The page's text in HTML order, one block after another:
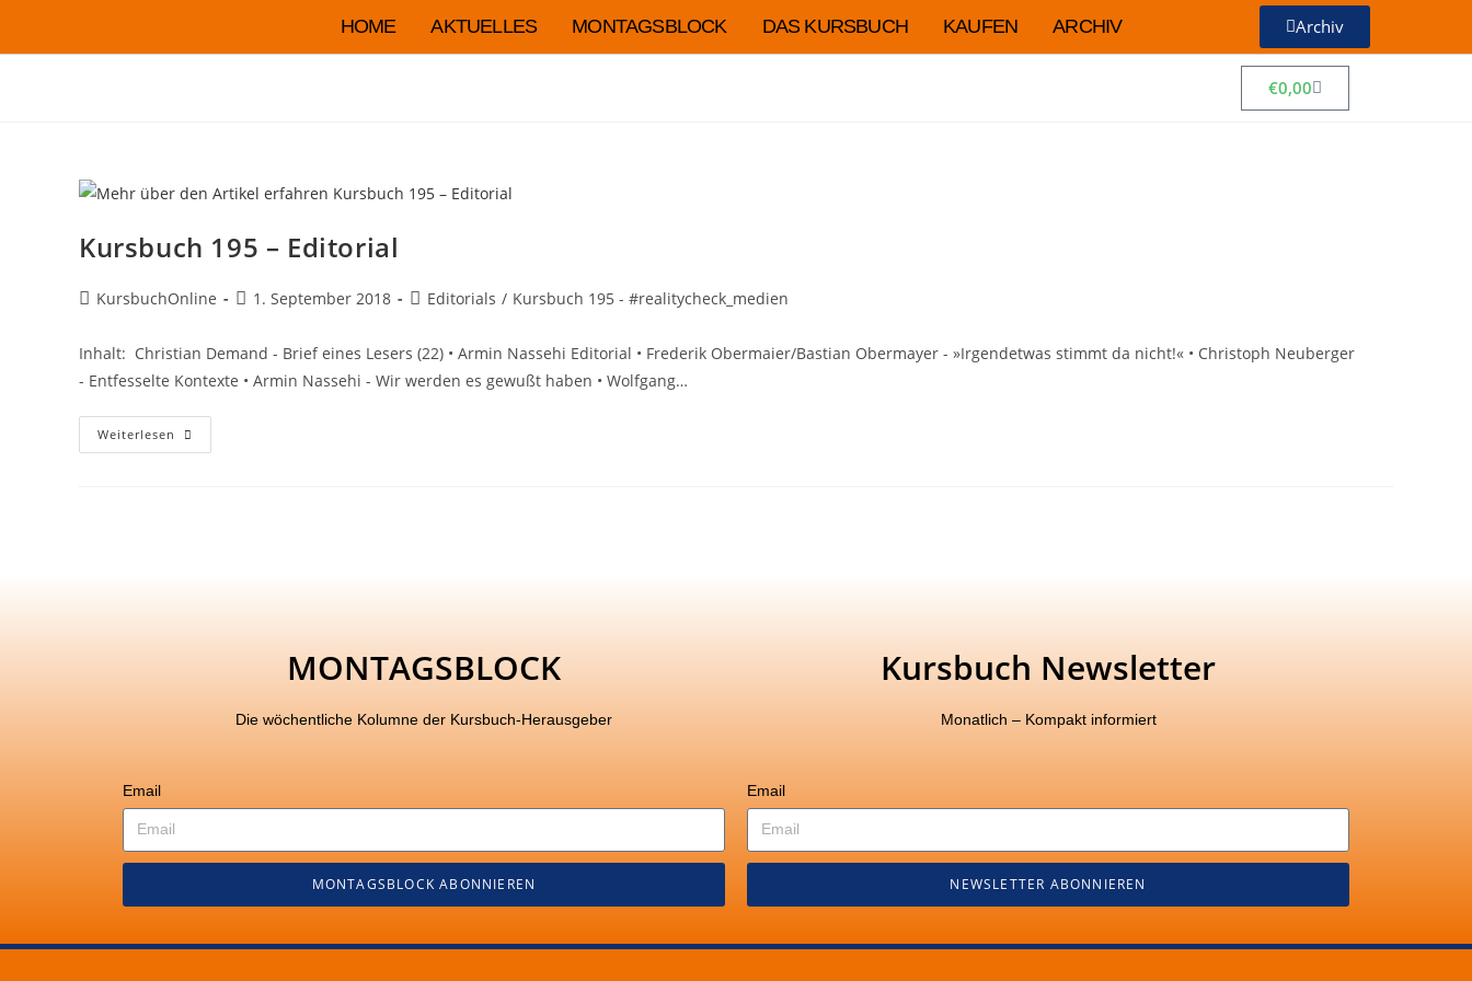
HOME AKTUELLES MONTAGSBLOCK DAS KURSBUCH KAUFEN ARCHIV Archiv
€0,00
Kursbuch 195 – Editorial
KursbuchOnline 1. September 2018 Editorials / Kursbuch 195 - #realitycheck_medien
Inhalt: Christian Demand - Brief eines Lesers (22) • Armin Nassehi Editorial • Frederik Obermaier/Bastian Obermayer - »Irgendetwas stimmt da nicht!« • Christoph Neuberger
- Entfesselte Kontexte • Armin Nassehi - Wir werden es gewußt haben • Wolfgang…
Weiterlesen
MONTAGSBLOCK
Die wöchentliche Kolumne der Kursbuch-Herausgeber
Email
MONTAGSBLOCK ABONNIEREN
Kursbuch Newsletter
Monatlich – Kompakt informiert
Email
NEWSLETTER ABONNIEREN